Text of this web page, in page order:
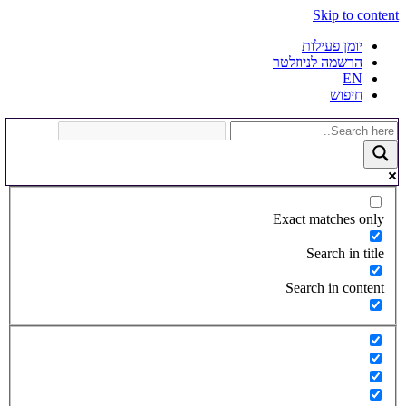
Skip to content
יומן פעילות
הרשמה לניוזלטר
EN
חיפוש
Exact matches only
Search in title
Search in content